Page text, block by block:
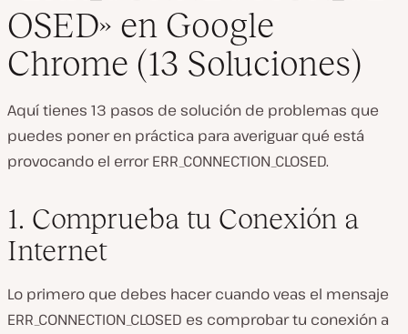
OSED» en Google
Chrome (13 Soluciones)
Aquí tienes 13 pasos de solución de problemas que
puedes poner en práctica para averiguar qué está
provocando el errorERR_CONNECTION_CLOSED.
1. Comprueba tu Conexión a
Internet
Lo primero que debes hacer cuando veas el mensaje
ERR_CONNECTION_CLOSED es comprobar tu conexión a